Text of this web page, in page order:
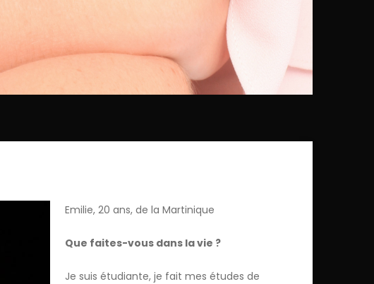
Emilie, 20 ans, de la Martinique
Que faites-vous dans la vie ?
Je suis étudiante, je fait mes études de